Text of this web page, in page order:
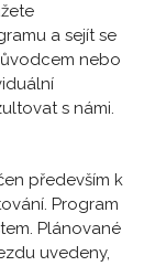
a sejít se
nebo
s námi.
především k
Program
Plánované
uvedeny,